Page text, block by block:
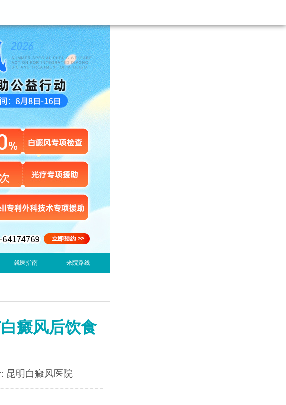
就医指南 来院路线
癜风后饮食
昆明白癜风医院